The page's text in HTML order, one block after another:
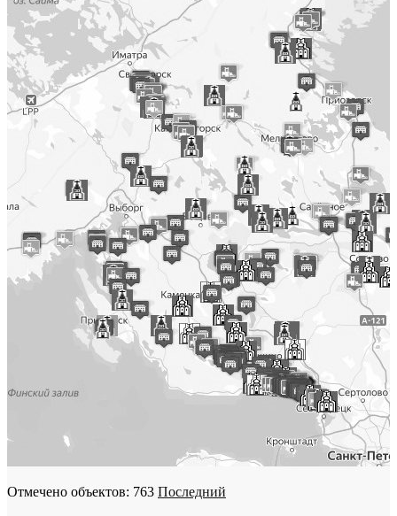
Отмечено объектов: 763 Последний